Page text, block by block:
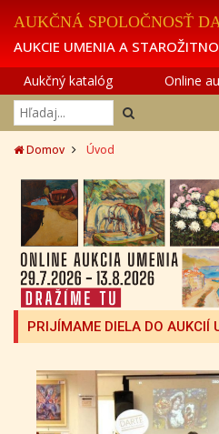
AUKČNÁ SPOLOČNOSŤ
AUKCIE UMENIA A
Aukčný katalóg Online
Domov Úvod
PRIJÍMAME DIELA DO AUKCIÍ